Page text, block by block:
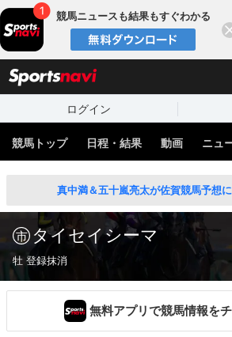
競馬ニュースも結果もすぐわかる
ログイン
競馬トップ 日程・結果 動画 ニュ
真中満＆五十嵐亮太が佐賀競馬予想に
タイセイシーマ
牡 登録抹消
無料アプリで競馬情報を